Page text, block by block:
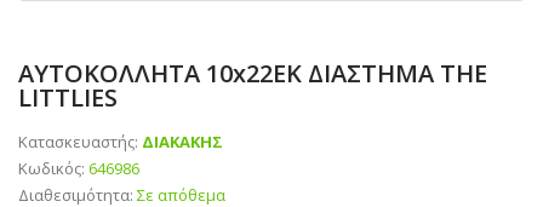
ΑΥΤΟΚΟΛΛΗΤΑ 10x22EK ΔΙΑΣΤΗΜΑ THE
LITTLIES
Κατασκευαστής: ΔΙΑΚΑΚΗΣ
Κωδικός: 646986
Διαθεσιμότητα: Σε απόθεμα